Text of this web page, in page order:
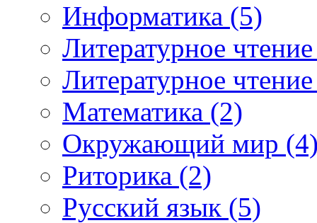
Информатика (5)
Литературное
Литературное
Математика (2)
Окружающий мир
Риторика (2)
Русский язык (5)